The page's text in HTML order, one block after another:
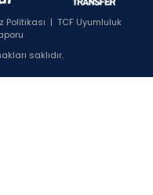
Politikası | TCF Uyumluluk
saklıdır.